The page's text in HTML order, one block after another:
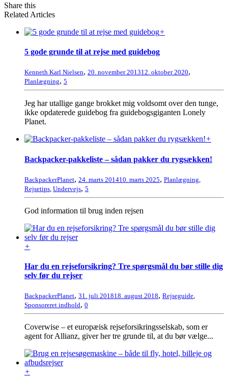
Share this
Related Articles
+
5 gode grunde til at rejse med guidebog
Kenneth Karl Nielsen, 20. november 201312. oktober 2020,
Planlægning, 5
Jeg har utallige gange brokket mig voldsomt over den tunge,
ikke opdaterede guidebog fra guidebogsgiganten Lonely
Planet.
+
Backpacker-pakkeliste – sådan pakker du rygsækken!
BackpackerPlanet, 24. marts 201410. marts 2025, Planlægning
Rejsetips Undervejs, 5
God information til brug inden rejsen
+
Har du en rejseforsikring? Tre spørgsmål du bør stille dig
selv før du rejser
BackpackerPlanet, 31. juli 201818. august 2018, Rejseguide,
Sponsoreret indhold, 0
Coverwise – et europæisk rejseforsikringsselskab, som er
agent for Allianz, giver her tre grunde til, at du bør vælge...
+